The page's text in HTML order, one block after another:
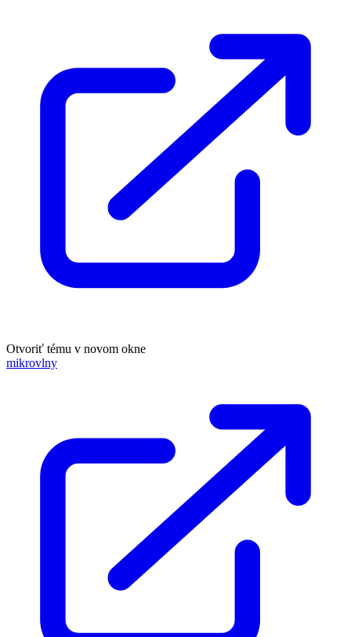
Otvoriť tému v novom okne
mikrovlny